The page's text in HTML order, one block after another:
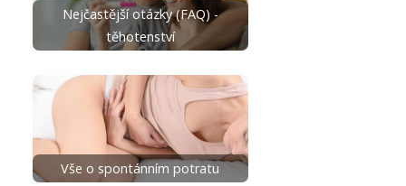
Nejčastější otázky (FAQ) -
těhotenství
Vše o spontánním potratu